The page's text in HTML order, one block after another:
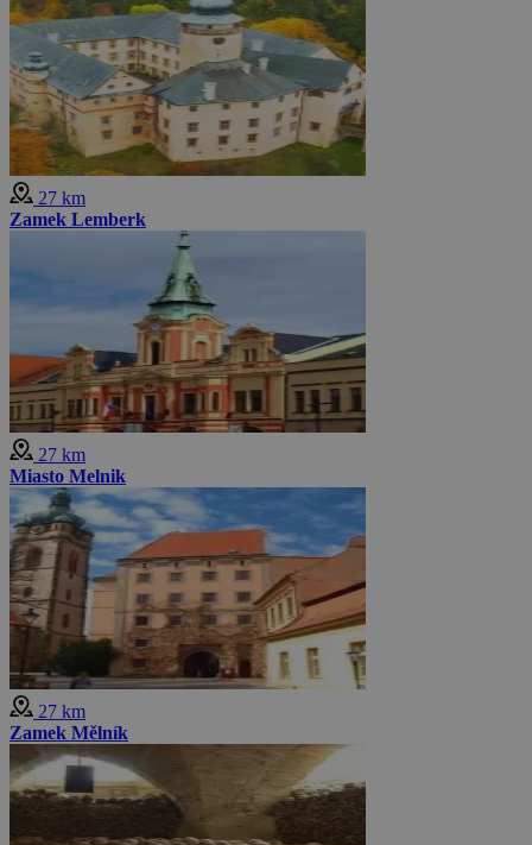
27 km
Zamek Lemberk
27 km
Miasto Melnik
27 km
Zamek Mělník